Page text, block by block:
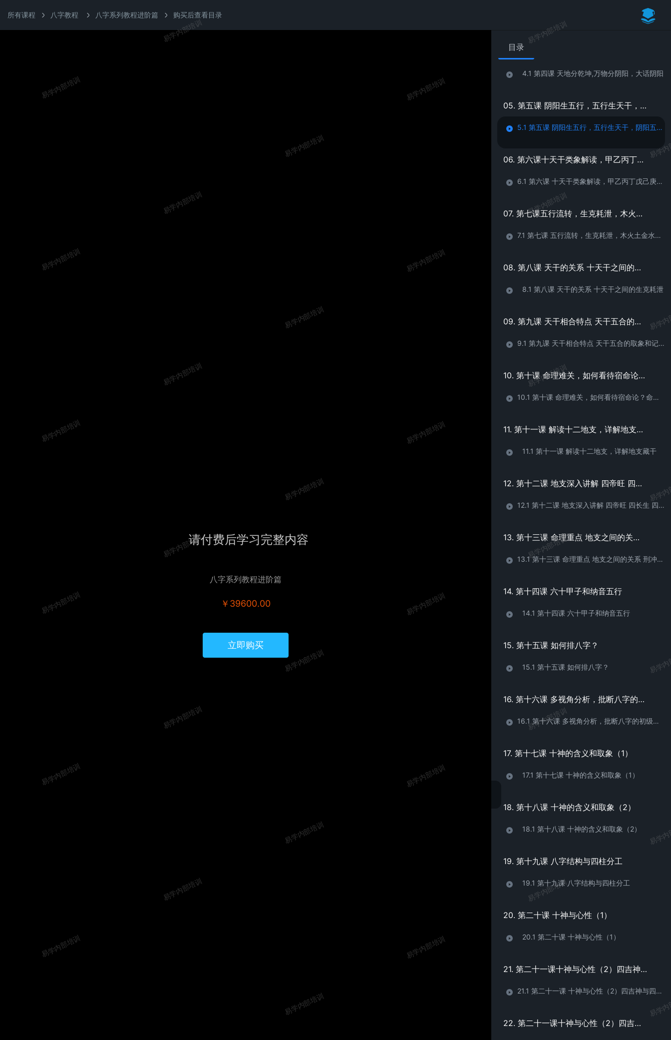
所有课程 八字教程 八字系列教程进阶篇 购买后查看目录
请付费后学习完整内容
八字系列教程进阶篇
￥39600.00
立即购买
目录
4.1 第四课 天地分乾坤,万物分阴阳，大话阴阳
05. 第五课 阴阳生五行，五行生天干，阴阳五行与天干的关系
5.1 第五课 阴阳生五行，五行生天干，阴阳五行与天干的关系
06. 第六课十天干类象解读，甲乙丙丁戊己庚辛壬癸
6.1 第六课 十天干类象解读，甲乙丙丁戊己庚辛壬癸
07. 第七课五行流转，生克耗泄，木火土金水五行关系
7.1 第七课 五行流转，生克耗泄，木火土金水五行关系
08. 第八课 天干的关系 十天干之间的生克耗泄
8.1 第八课 天干的关系 十天干之间的生克耗泄
09. 第九课 天干相合特点 天干五合的取象和记忆
9.1 第九课 天干相合特点 天干五合的取象和记忆
10. 第十课 命理难关，如何看待宿命论？命理与风水矛盾吗？
10.1 第十课 命理难关，如何看待宿命论？命理与风水矛盾吗？
11. 第十一课 解读十二地支，详解地支藏干
11.1 第十一课 解读十二地支，详解地支藏干
12. 第十二课 地支深入讲解 四帝旺 四长生 四墓库
12.1 第十二课 地支深入讲解 四帝旺 四长生 四墓库
13. 第十三课 命理重点 地支之间的关系 刑冲合害破绝
13.1 第十三课 命理重点 地支之间的关系 刑冲合害破绝
14. 第十四课 六十甲子和纳音五行
14.1 第十四课 六十甲子和纳音五行
15. 第十五课 如何排八字？
15.1 第十五课 如何排八字？
16. 第十六课 多视角分析，批断八字的初级方法
16.1 第十六课 多视角分析，批断八字的初级方法
17. 第十七课 十神的含义和取象（1）
17.1 第十七课 十神的含义和取象（1）
18. 第十八课 十神的含义和取象（2）
18.1 第十八课 十神的含义和取象（2）
19. 第十九课 八字结构与四柱分工
19.1 第十九课 八字结构与四柱分工
20. 第二十课 十神与心性（1）
20.1 第二十课 十神与心性（1）
21. 第二十一课十神与心性（2）四吉神与四凶神 十神的组合
21.1 第二十一课 十神与心性（2）四吉神与四凶神 十神的组合
22. 第二十一课十神与心性（2）四吉神与四凶神 十神的组合
易学内部培训
易学内部培训
易学内部培训
易学内部培训
易学内部培训
易学内部培训
易学内部培训
易学内部培训
易学内部培训
易学内部培训
易学内部培训
易学内部培训
易学
易学内部培训
易学内部培训
易学内部培训
易学内部培训
易学内部培训
易学
易学内部培训
易学内部培训
易学内部培训
易学内部培训
易学内部培训
易学
易学内部培训
易学内部培训
易学内部培训
易学内部培训
易学内部培训
易学
易学内部培训
易学内部培训
易学内部培训
易学
易学